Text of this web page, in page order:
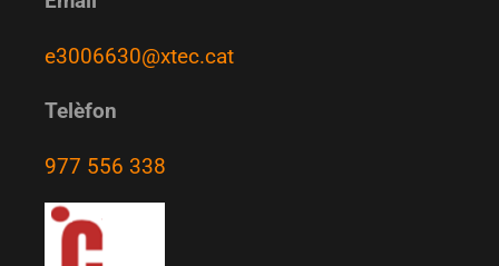
e3006630@xtec.cat
Telèfon
977 556 338